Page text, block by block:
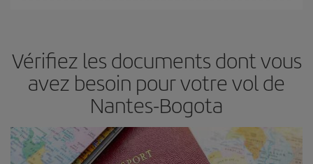
Vérifiez les documents dont vous
avez besoin pour votre vol de
Nantes-Bogota